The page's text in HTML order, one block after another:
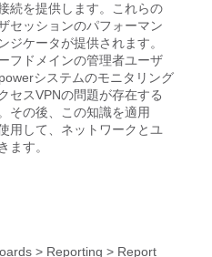
続を提供します。これらの
セッションのパフォーマン
ジケータが提供されます。
フドメインの管理者ユーザ
システムのモニタリング
セスVPNの問題が存在する
その後、この知識を適用
用して、ネットワークとユ
ます。
> Reporting > Report